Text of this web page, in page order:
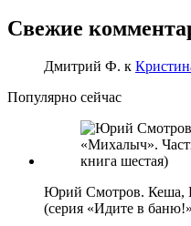
Свежие
Дмитрий Ф. к
Популярно сейчас
Юрий Смотров. Кеша,
(серия «Идите в